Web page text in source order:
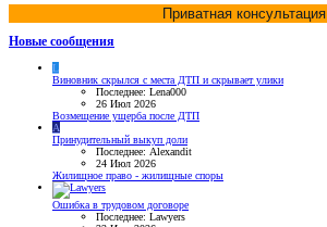
Приватная консультация
Новые сообщения
L
Виновник скрылся с места ДТП и скрывает улики
Последнее: Lena000
26 Июл 2026
Возмещение ущерба после ДТП
A
Принудительный выкуп доли
Последнее: Alexandit
24 Июл 2026
Жилищное право - жилищные споры
Ошибка в трудовом договоре
Последнее: Lawyers